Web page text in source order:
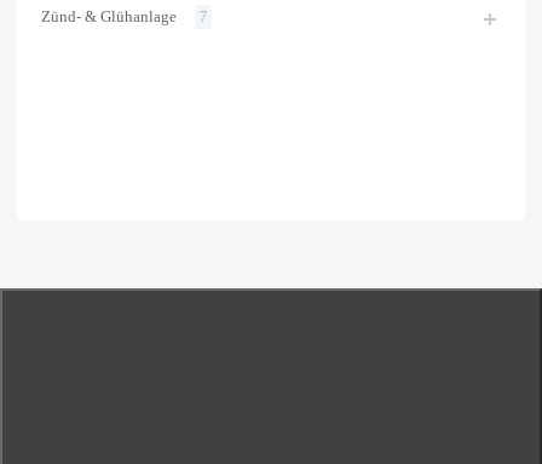
Zünd- & Glühanlage 7